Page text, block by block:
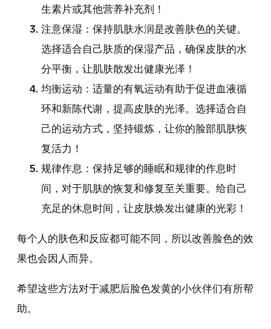
生素片或其他营养补充剂！
注意保湿：保持肌肤水润是改善肤色的关键。
选择适合自己肤质的保湿产品，确保皮肤的水
分平衡，让肌肤散发出健康光泽！
均衡运动：适量的有氧运动有助于促进血液循
环和新陈代谢，提高皮肤的光泽。选择适合自
己的运动方式，坚持锻炼，让你的脸部肌肤恢
复活力！
规律作息：保持足够的睡眠和规律的作息时
间，对于肌肤的恢复和修复至关重要。给自己
充足的休息时间，让皮肤焕发出健康的光彩！
每个人的肤色和反应都可能不同，所以改善脸色的效
果也会因人而异。
希望这些方法对于减肥后脸色发黄的小伙伴们有所帮
助。